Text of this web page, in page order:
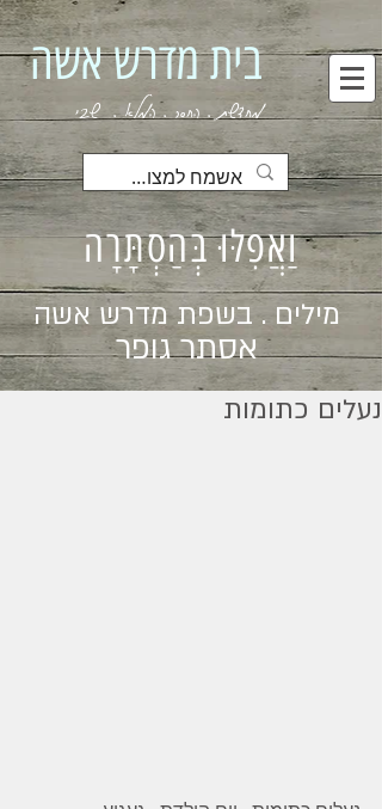
בית מדרש אשה
מחדשת . החסר . המלא . שבי
וַאֲפִלּוּ בְּהַסְתָּרָה
מילים . בשפת מדרש אשה
אסתר גופר
נעלים כתומות